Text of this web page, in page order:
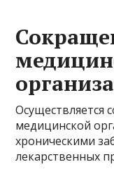
Осуществляется
медицинской
хроническими
лекарственных